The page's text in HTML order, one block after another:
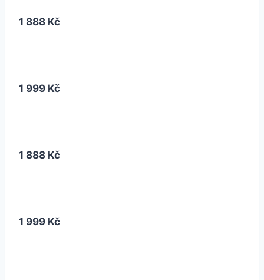
1 888 Kč
1 999 Kč
1 888 Kč
1 999 Kč